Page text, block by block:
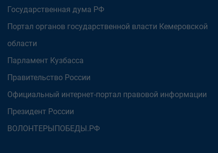
Государственная дума РФ
Портал органов государственной власти Кемеровской
области
Парламент Кузбасса
Правительство России
Официальный интернет-портал правовой информации
Президент России
ВОЛОНТЕРЫПОБЕДЫ.РФ